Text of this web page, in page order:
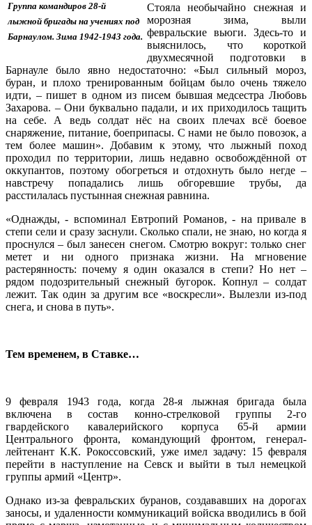
Группа командиров 28-й
лыжной бригады на учениях под
Барнаулом. Зима 1942-1943 года.
Стояла необычайно снежная и
морозная зима, выли
февральские вьюги. Здесь-то и
выяснилось, что короткой
двухмесячной подготовки в
Барнауле было явно недостаточно: «Был сильный мороз,
буран, и плохо тренированным бойцам было очень тяжело
идти, – пишет в одном из писем бывшая медсестра Любовь
Захарова. – Они буквально падали, и их приходилось тащить
на себе. А ведь солдат нёс на своих плечах всё боевое
снаряжение, питание, боеприпасы. С нами не было повозок, а
тем более машин». Добавим к этому, что лыжный поход
проходил по территории, лишь недавно освобождённой от
оккупантов, поэтому обогреться и отдохнуть было негде –
навстречу попадались лишь обгоревшие трубы, да
расстилалась пустынная снежная равнина.
«Однажды, - вспоминал Евтропий Романов, - на привале в
степи сели и сразу заснули. Сколько спали, не знаю, но когда я
проснулся – был занесен снегом. Смотрю вокруг: только снег
метет и ни одного признака жизни. На мгновение
растерянность: почему я один оказался в степи? Но нет –
рядом подозрительный снежный бугорок. Копнул – солдат
лежит. Так один за другим все «воскресли». Вылезли из-под
снега, и снова в путь».
Тем временем, в Ставке…
9 февраля 1943 года, когда 28-я лыжная бригада была
включена в состав конно-стрелковой группы 2-го
гвардейского кавалерийского корпуса 65-й армии
Центрального фронта, командующий фронтом, генерал-
лейтенант К.К. Рокоссовский, уже имел задачу: 15 февраля
перейти в наступление на Севск и выйти в тыл немецкой
группы армий «Центр».
Однако из-за февральских буранов, создававших на дорогах
заносы, и удаленности коммуникаций войска вводились в бой